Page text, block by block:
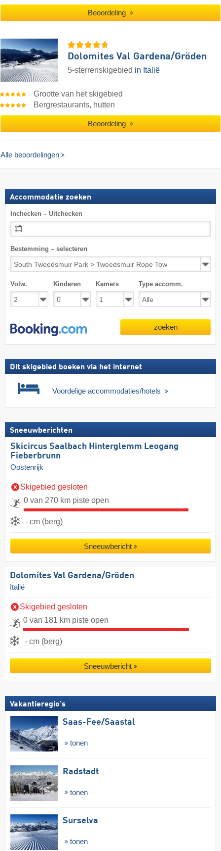
Beoordeling
Dolomites Val Gardena/​Gröden
5-sterrenskigebied in Italië
Grootte van het skigebied
Bergrestaurants, hutten
Beoordeling
Alle beoordelingen
Accommodatie zoeken
Inchecken – Uitchecken
Bestemming – selecteren
Volw. Kinderen Kamers Type accomm.
zoeken
Dit skigebied boeken via het internet
Voordelige accommodaties/hotels
Sneeuwberichten
Skicircus Saalbach Hinterglemm Leogang
Fieberbrunn
Oostenrijk
Skigebied gesloten
0 van 270 km piste open
- cm (berg)
Sneeuwbericht
Dolomites Val Gardena/​Gröden
Italië
Skigebied gesloten
0 van 181 km piste open
- cm (berg)
Sneeuwbericht
Vakantieregio's
Saas-Fee/​Saastal
tonen
Radstadt
tonen
Surselva
tonen